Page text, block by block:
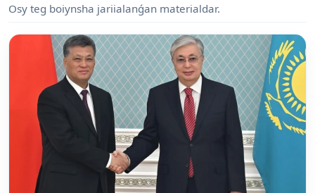
Osy teg boiynsha jariialanǵan materialdar.